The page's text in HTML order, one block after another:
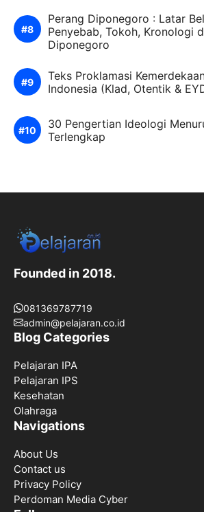
Perang Diponegoro : Latar
Penyebab, Tokoh, Kronologi
Diponegoro
Teks Proklamasi
Indonesia (Klad, Otentik &
30 Pengertian Ideologi
Terlengkap
Founded in 2018.
081369787719
admin@pelajaran.co.id
Blog Categories
Pelajaran IPA
Pelajaran IPS
Kesehatan
Olahraga
Navigations
About Us
Contact us
Privacy Policy
Perdoman Media Cyber